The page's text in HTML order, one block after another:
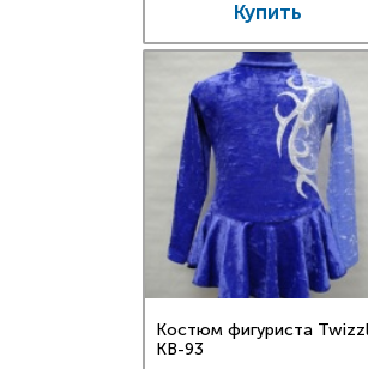
Купить
Костюм фигуриста
KB-93